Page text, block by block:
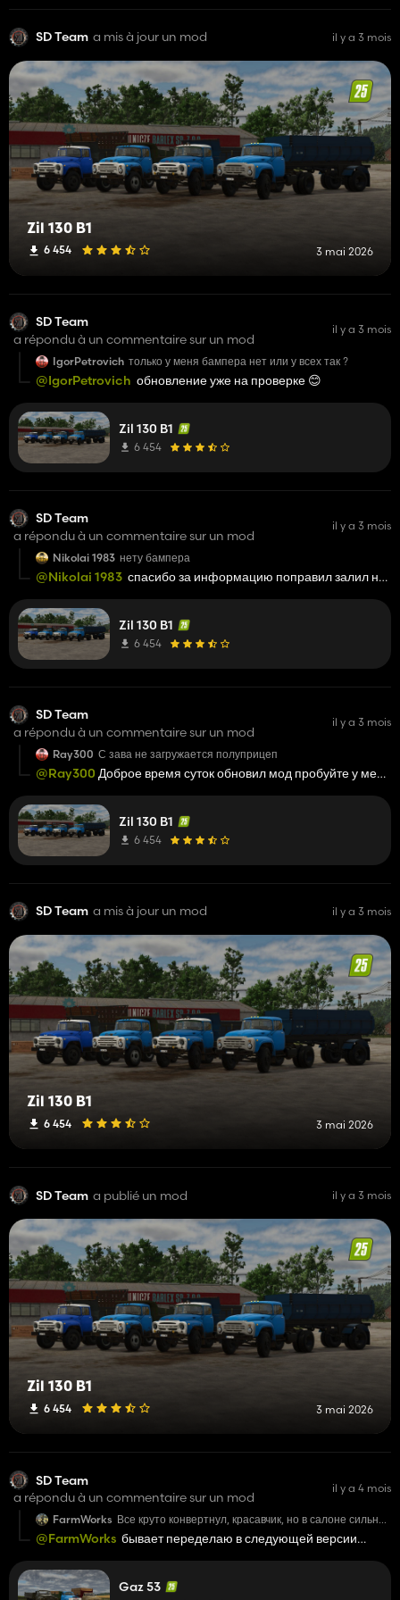
SD Team a mis à jour un mod il y a 3 mois
Zil 130 B1
6 454 3 mai 2026
SD Team
a répondu à un commentaire sur un mod
il y a 3 mois
IgorPetrovich только у меня бампера нет или у всех так ?
@IgorPetrovich обновление уже на проверке 😊
Zil 130 B1
6 454
SD Team
a répondu à un commentaire sur un mod
il y a 3 mois
Nikolai 1983 нету бампера
@Nikolai 1983 спасибо за информацию поправил залил на
Zil 130 B1
6 454
SD Team
a répondu à un commentaire sur un mod
il y a 3 mois
Ray300 С зава не загружается полуприцеп
@Ray300 Доброе время суток обновил мод пробуйте у меня
Zil 130 B1
6 454
SD Team a mis à jour un mod il y a 3 mois
Zil 130 B1
6 454 3 mai 2026
SD Team a publié un mod il y a 3 mois
Zil 130 B1
6 454 3 mai 2026
SD Team
a répondu à un commentaire sur un mod
il y a 4 mois
FarmWorks Все круто конвертнул, красавчик, но в салоне сильно
блестит полик, вместо спекуляра там была диффузка
rubber diffuse вместо спекуляра
@FarmWorks бывает переделаю в следующей версии
Gaz 53